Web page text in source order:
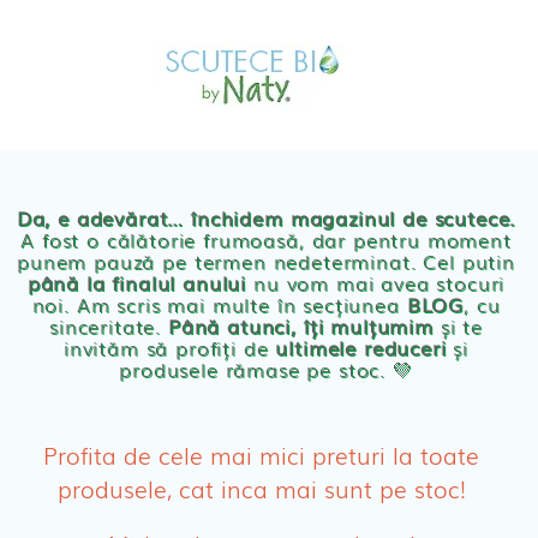
PRODUSE BEBE
Servetele umede ecologice
Cosmetice BEBE
Olita Bio Naty
PRODUSE FEMEI
Absorbante Post-Natale
Da, e adevărat… închidem magazinul de scutece.
A fost o călătorie frumoasă, dar pentru moment
punem pauză pe termen nedeterminat. Cel putin
până la finalul anului nu vom mai avea stocuri
noi. Am scris mai multe în secțiunea BLOG, cu
sinceritate. Până atunci, îți mulțumimși te
invităm să profiți de ultimele reduceriși
produsele rămase pe stoc. 💛
Profita de cele mai mici preturi la toate
produsele, cat inca mai sunt pe stoc!